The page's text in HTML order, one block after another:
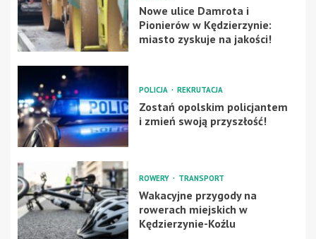
Nowe ulice Damrota i
Pionierów w Kędzierzynie:
miasto zyskuje na jakości!
POLICJA REKRUTACJA
Zostań opolskim policjantem
i zmień swoją przyszłość!
ROWERY TRANSPORT
Wakacyjne przygody na
rowerach miejskich w
Kędzierzynie-Koźlu